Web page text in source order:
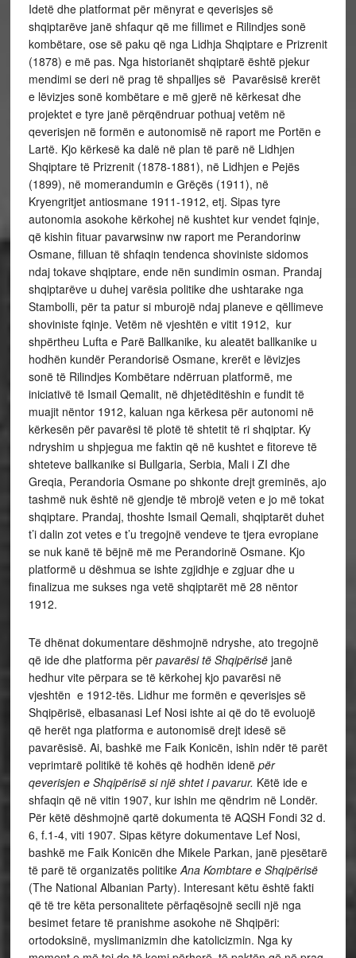
Idetë dhe platformat për mënyrat e qeverisjes së
shqiptarëve janë shfaqur që me fillimet e Rilindjes sonë
kombëtare, ose së paku që nga Lidhja Shqiptare e Prizrenit
(1878) e më pas. Nga historianët shqiptarë është pjekur
mendimi se deri në prag të shpalljes së Pavarësisë krerët
e lëvizjes sonë kombëtare e më gjerë në kërkesat dhe
projektet e tyre janë përqëndruar pothuaj vetëm në
qeverisjen në formën e autonomisë në raport me Portën e
Lartë. Kjo kërkesë ka dalë në plan të parë në Lidhjen
Shqiptare të Prizrenit (1878-1881), në Lidhjen e Pejës
(1899), në momerandumin e Grëçës (1911), në
Kryengritjet antiosmane 1911-1912, etj. Sipas tyre
autonomia asokohe kërkohej në kushtet kur vendet fqinje,
që kishin fituar pavarwsinw nw raport me Perandorinw
Osmane, filluan të shfaqin tendenca shoviniste sidomos
ndaj tokave shqiptare, ende nën sundimin osman. Prandaj
shqiptarëve u duhej varësia politike dhe ushtarake nga
Stambolli, për ta patur si mburojë ndaj planeve e qëllimeve
shoviniste fqinje. Vetëm në vjeshtën e vitit 1912, kur
shpërtheu Lufta e Parë Ballkanike, ku aleatët ballkanike u
hodhën kundër Perandorisë Osmane, krerët e lëvizjes
sonë të Rilindjes Kombëtare ndërruan platformë, me
iniciativë të Ismail Qemalit, në dhjetëditëshin e fundit të
muajit nëntor 1912, kaluan nga kërkesa për autonomi në
kërkesën për pavarësi të plotë të shtetit të ri shqiptar. Ky
ndryshim u shpjegua me faktin që në kushtet e fitoreve të
shteteve ballkanike si Bullgaria, Serbia, Mali i ZI dhe
Greqia, Perandoria Osmane po shkonte drejt greminës, ajo
tashmë nuk është në gjendje të mbrojë veten e jo më tokat
shqiptare. Prandaj, thoshte Ismail Qemali, shqiptarët duhet
t’i dalin zot vetes e t’u tregojnë vendeve te tjera evropiane
se nuk kanë të bëjnë më me Perandorinë Osmane. Kjo
platformë u dëshmua se ishte zgjidhje e zgjuar dhe u
finalizua me sukses nga vetë shqiptarët më 28 nëntor
1912.
Të dhënat dokumentare dëshmojnë ndryshe, ato tregojnë
që ide dhe platforma për pavarësi të Shqipërisëjanë
hedhur vite përpara se të kërkohej kjo pavarësi në
vjeshtën e 1912-tës. Lidhur me formën e qeverisjes së
Shqipërisë, elbasanasi Lef Nosi ishte ai që do të evoluojë
që herët nga platforma e autonomisë drejt idesë së
pavarësisë. Ai, bashkë me Faik Konicën, ishin ndër të parët
veprimtarë politikë të kohës që hodhën idenë për
qeverisjen e Shqipërisë si një shtet i pavarur. Këtë ide e
shfaqin që në vitin 1907, kur ishin me qëndrim në Londër.
Për këtë dëshmojnë qartë dokumenta të AQSH Fondi 32 d.
6, f.1-4, viti 1907. Sipas këtyre dokumentave Lef Nosi,
bashkë me Faik Konicën dhe Mikele Parkan, janë pjesëtarë
të parë të organizatës politikeAna Kombtare e Shqipërisë
(The National Albanian Party). Interesant këtu është fakti
që të tre këta personalitete përfaqësojnë secili një nga
besimet fetare të pranishme asokohe në Shqipëri:
ortodoksinë, myslimanizmin dhe katolicizmin. Nga ky